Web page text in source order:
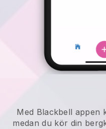
Med Blackbell appen
medan du kör din